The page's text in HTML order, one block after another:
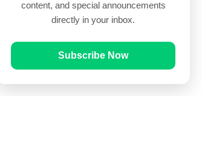
content, and special announcements
directly in your inbox.
Subscribe Now